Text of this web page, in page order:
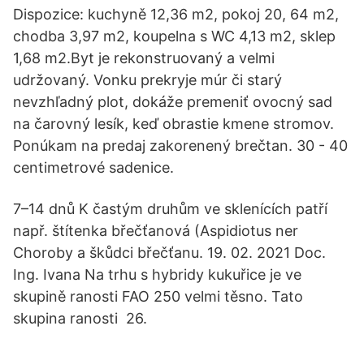
Dispozice: kuchyně 12,36 m2, pokoj 20, 64 m2,
chodba 3,97 m2, koupelna s WC 4,13 m2, sklep
1,68 m2.Byt je rekonstruovaný a velmi
udržovaný. Vonku prekryje múr či starý
nevzhľadný plot, dokáže premeniť ovocný sad
na čarovný lesík, keď obrastie kmene stromov.
Ponúkam na predaj zakorenený brečtan. 30 - 40
centimetrové sadenice.
7–14 dnů K častým druhům ve sklenících patří
např. štítenka břečťanová (Aspidiotus ner
Choroby a škůdci břečťanu. 19. 02. 2021 Doc.
Ing. Ivana Na trhu s hybridy kukuřice je ve
skupině ranosti FAO 250 velmi těsno. Tato
skupina ranosti 26.